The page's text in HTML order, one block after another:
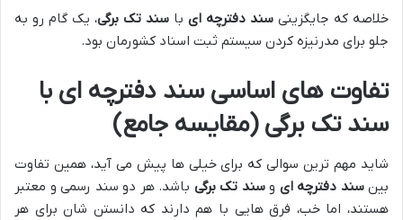
خلاصه که جایگزینی سند دفترچه ای با سند تک برگی، یک گام رو به
جلو برای مدرنیزه کردن سیستم ثبت اسناد کشورمان بود.
تفاوت های اساسی سند دفترچه ای با
سند تک برگی (مقایسه جامع)
شاید مهم ترین سوالی که برای خیلی ها پیش می آید، همین تفاوت
بینسند دفترچه ای وسند تک برگی باشد. هر دو سند رسمی و معتبر
هستند، اما خب، فرق هایی با هم دارند که دانستن شان برای هر